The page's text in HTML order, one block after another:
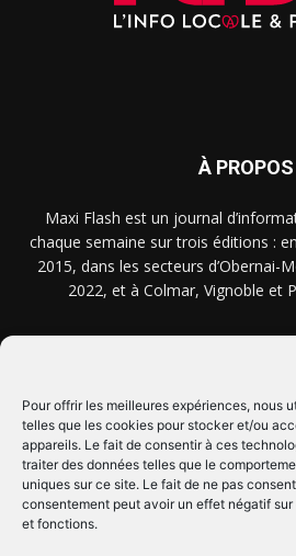
Pour offrir les meilleures expériences, nous
telles que les cookies pour stocker et/ou
appareils. Le fait de consentir à ces
traiter des données telles que le
uniques sur ce site. Le fait de ne pas
consentement peut avoir un effet négatif
et fonctions.
À PROPOS
Maxi Flash est un journal
chaque semaine sur trois éditions :
2015, dans les secteurs d’Obernai-
2022, et à Colmar, Vignoble et
CLIQUEZ ICI !
SUIVEZ-